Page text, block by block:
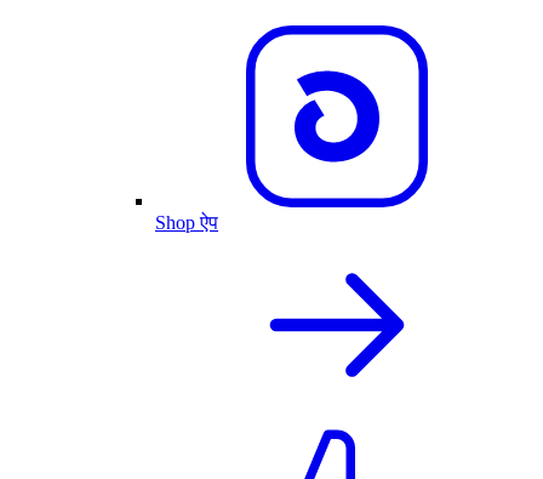
Shop ऐप